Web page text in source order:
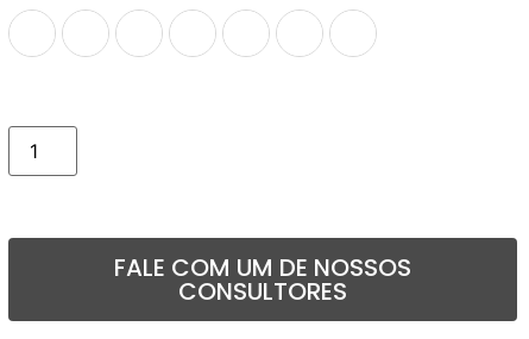
FALE COM UM DE NOSSOS
CONSULTORES